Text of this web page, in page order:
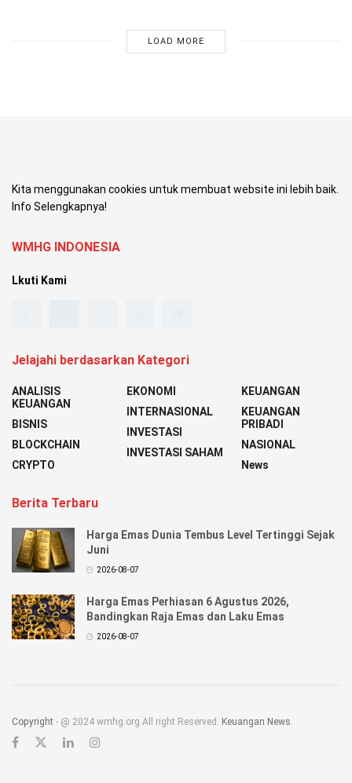
LOAD MORE
Kita menggunakan cookies untuk membuat website ini lebih baik.
Info Selengkapnya!
WMHG INDONESIA
Lkuti Kami
Jelajahi berdasarkan Kategori
ANALISIS
KEUANGAN
BISNIS
BLOCKCHAIN
CRYPTO
EKONOMI
INTERNASIONAL
INVESTASI
INVESTASI SAHAM
KEUANGAN
KEUANGAN
PRIBADI
NASIONAL
News
Berita Terbaru
Harga Emas Dunia Tembus Level Tertinggi Sejak
Juni
2026-08-07
Harga Emas Perhiasan 6 Agustus 2026,
Bandingkan Raja Emas dan Laku Emas
2026-08-07
Copyright - @ 2024 wmhg.org All right Reserved. Keuangan News